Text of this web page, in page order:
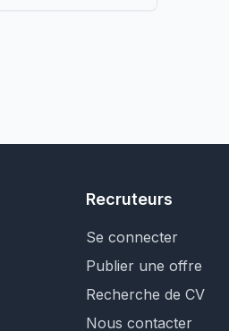
Recruteurs
Se connecter
Publier une offre
Recherche de CV
Nous contacter